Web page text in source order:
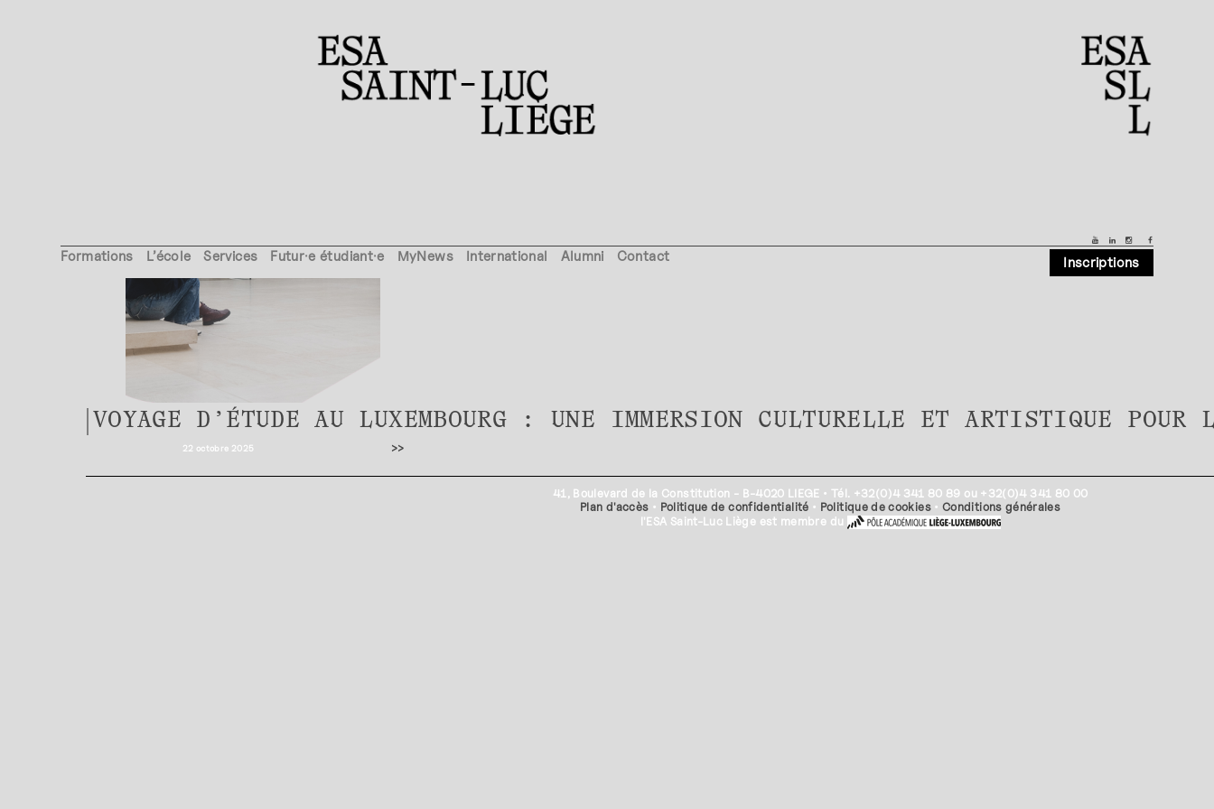
Formations L’école Services Futur·e étudiant·e MyNews International Alumni Contact Inscriptions
VOYAGE D’ÉTUDE AU LUXEMBOURG : UNE IMMERSION CULTURELLE ET ARTISTIQUE
22 octobre 2025 >>
41, Boulevard de la Constitution - B-4020 LIEGE • Tél. +32(0)4 341 80 89 ou +32(0)4 341 80 00
Plan d'accès • Politique de confidentialité • Politique de cookies• Conditions générales
l'ESA Saint-Luc Liège est membre du